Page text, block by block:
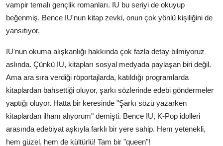
vampir temalı gençlik romanları. IU bu seriyi de okuyup
beğenmiş. Bence IU'nun kitap zevki, onun çok yönlü kişiliğini de
yansıtıyor.
IU'nun okuma alışkanlığı hakkında çok fazla detay bilmiyoruz
aslında. Çünkü IU, kitapları sosyal medyada paylaşan biri değil.
Ama ara sıra verdiği röportajlarda, katıldığı programlarda
kitaplardan bahsettiği oluyor, şarkı sözlerinde edebi göndermeler
yaptığı oluyor. Hatta bir keresinde "Şarkı sözü yazarken
kitaplardan ilham alıyorum" demişti. Bence IU, K-Pop idolleri
arasında edebiyat aşkıyla farklı bir yere sahip. Hem yetenekli,
hem güzel, hem de kültürlü! Tam bir "queen"!